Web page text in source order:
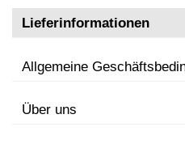
Lieferinformationen
Allgemeine
Über uns